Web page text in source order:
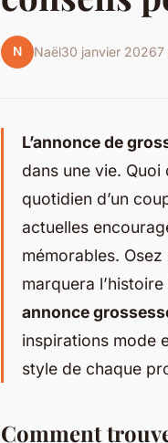
N Naël30 janvier 20267
L’annonce de
dans une vie.
quotidien d’un
actuelles
mémorables.
marquera
annonce
inspirations mode
style de chaque
Comment